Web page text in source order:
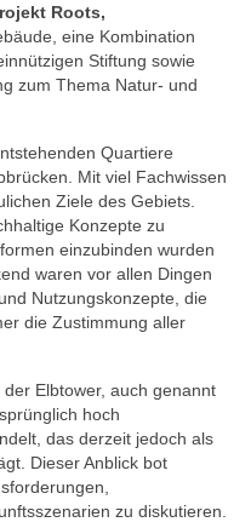
Roots,
eine Kombination
Stiftung sowie
zum Thema Natur- und
Quartiere
Mit viel Fachwissen
Ziele des Gebiets.
Konzepte zu
einzubinden wurden
waren vor allen Dingen
Nutzungskonzepte, die
die Zustimmung aller
Elbtower, auch genannt
hoch
das derzeit jedoch als
Dieser Anblick bot
zu diskutieren.